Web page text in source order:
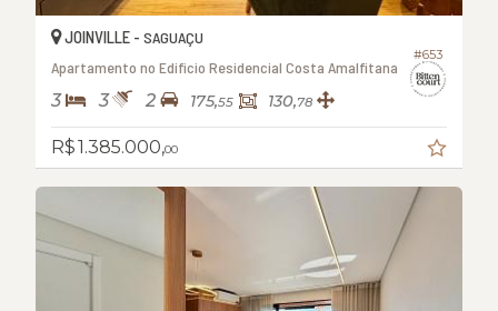
#653
JOINVILLE - SAGUAÇU
Apartamento no Edificio Residencial Costa Amalfitana
3 3 2 175,55 130,78
R$ 1.385.000,00